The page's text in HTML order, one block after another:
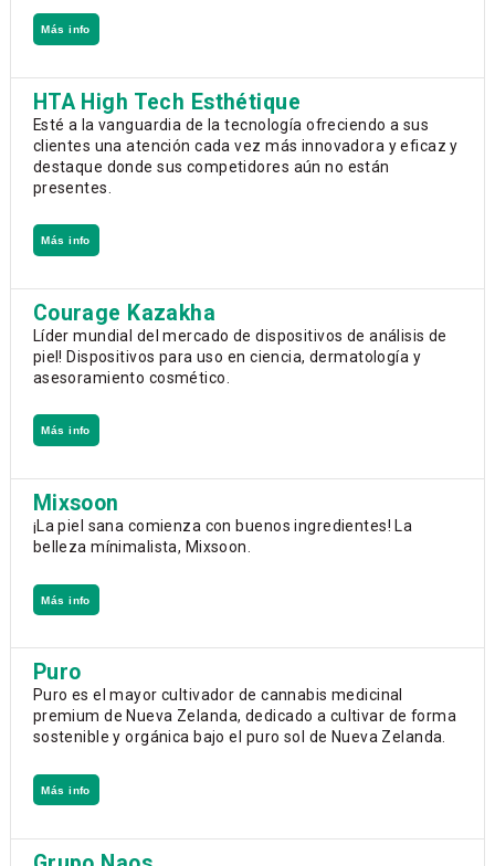
Más info
HTA High Tech Esthétique
Esté a la vanguardia de la tecnología ofreciendo a sus
clientes una atención cada vez más innovadora y eficaz y
destaque donde sus competidores aún no están
presentes.
Más info
Courage Kazakha
Líder mundial del mercado de dispositivos de análisis de
piel! Dispositivos para uso en ciencia, dermatología y
asesoramiento cosmético.
Más info
Mixsoon
¡La piel sana comienza con buenos ingredientes! La
belleza mínimalista, Mixsoon.
Más info
Puro
Puro es el mayor cultivador de cannabis medicinal
premium de Nueva Zelanda, dedicado a cultivar de forma
sostenible y orgánica bajo el puro sol de Nueva Zelanda.
Más info